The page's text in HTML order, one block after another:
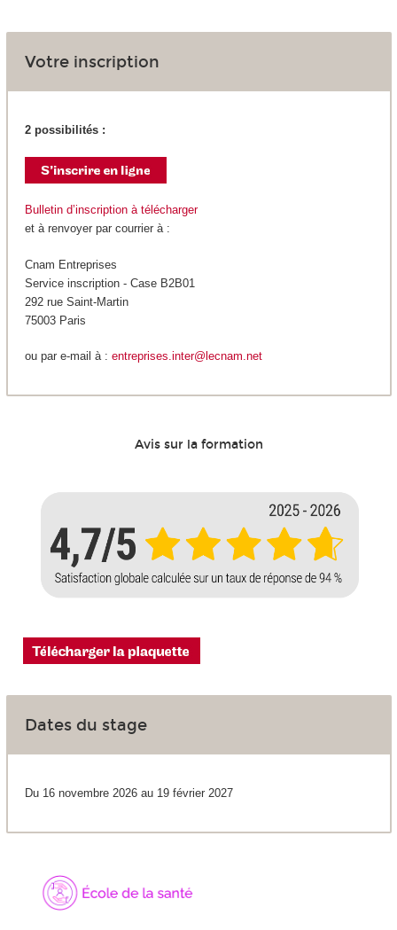
Votre inscription
2 possibilités :
Bulletin d’inscription à télécharger
et à renvoyer par courrier à :
Cnam Entreprises
Service inscription - Case B2B01
292 rue Saint-Martin
75003 Paris
ou par e-mail à : entreprises.inter@lecnam.net
Avis sur la formation
Dates du stage
Du 16 novembre 2026 au 19 février 2027